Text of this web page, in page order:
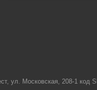
ул. Московская, 208-1 код